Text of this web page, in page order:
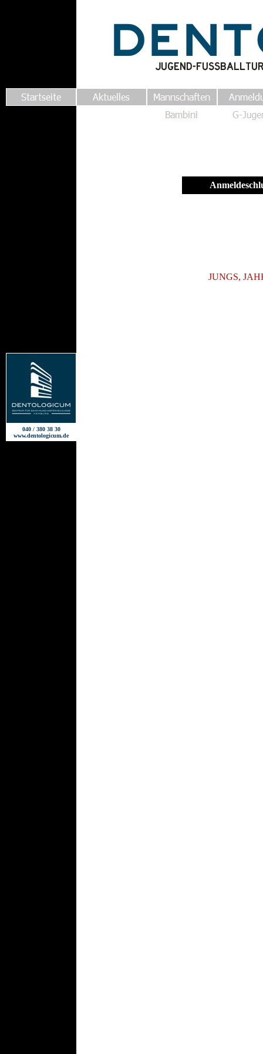
JUNGS,
040 / 380 38 30
www.dentologicum.de